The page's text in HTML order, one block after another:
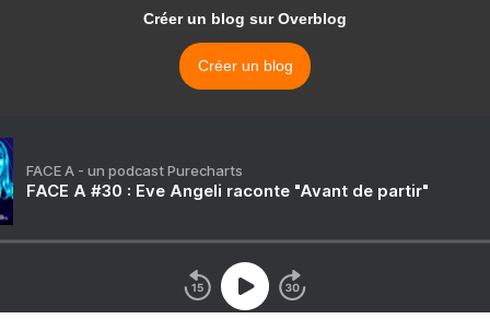
Créer un blog sur Overblog
Créer un blog
FACE A - un podcast Purecharts
FACE A #30 : Eve Angeli raconte "Avant de partir"